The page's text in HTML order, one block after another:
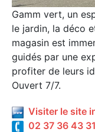
Gamm vert, un
le jardin, la déco
magasin est
guidés par une
profiter de leurs
Ouvert 7/7.
Visiter le site
02 37 36 43 31